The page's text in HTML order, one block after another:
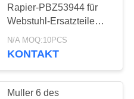
75
Rapier-PBZ53944 für
Webstuhl-Ersatzteile
TP600 N. Pignone
Rapier
N/A MOQ:10PCS
KONTAKT
Muller 6 des